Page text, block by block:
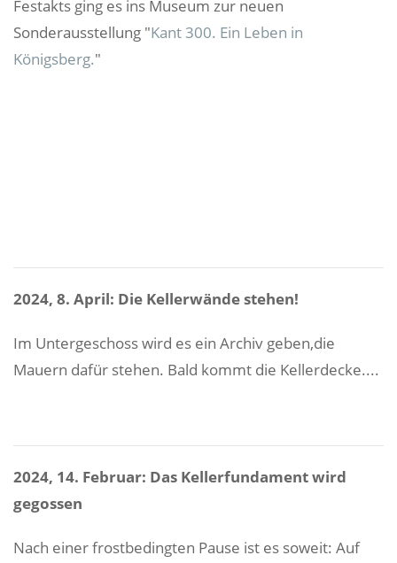
Festakts ging es ins Museum zur neuen
Sonderausstellung "Kant 300. Ein Leben in
Königsberg."
2024, 8. April: Die Kellerwände stehen!
Im Untergeschoss wird es ein Archiv geben,die
Mauern dafür stehen. Bald kommt die Kellerdecke....
2024, 14. Februar: Das Kellerfundament wird
gegossen
Nach einer frostbedingten Pause ist es soweit: Auf